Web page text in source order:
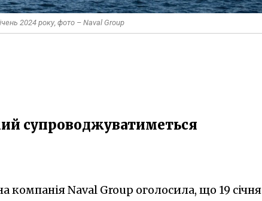
2024 року, фото – Naval Group
супроводжуватиметься
компанія Naval Group оголосила, що 19 січня